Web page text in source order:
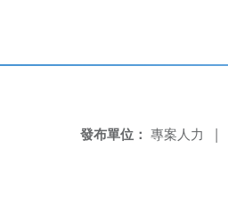
發布單位： 專案人力 |